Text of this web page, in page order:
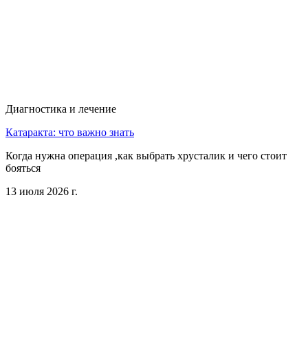
Диагностика и лечение
Катаракта: что важно знать
Когда нужна операция ,как выбрать хрусталик и чего стоит
бояться
13 июля 2026 г.